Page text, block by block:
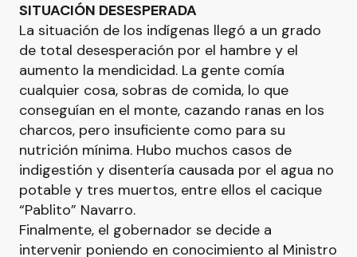
SITUACIÓN DESESPERADA
La situación de los indígenas llegó a un grado
de total desesperación por el hambre y el
aumento la mendicidad. La gente comía
cualquier cosa, sobras de comida, lo que
conseguían en el monte, cazando ranas en los
charcos, pero insuficiente como para su
nutrición mínima. Hubo muchos casos de
indigestión y disentería causada por el agua no
potable y tres muertos, entre ellos el cacique
“Pablito” Navarro.
Finalmente, el gobernador se decide a
intervenir poniendo en conocimiento al Ministro